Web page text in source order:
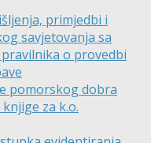
primjedbi i
savjetovanja sa
o provedbi
pomorskog dobra
za k.o.